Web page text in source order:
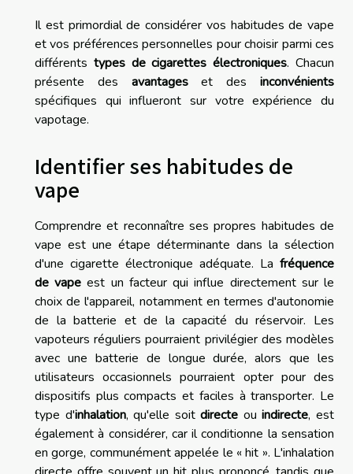
Il est primordial de considérer vos habitudes de vape
et vos préférences personnelles pour choisir parmi ces
différents types de cigarettes électroniques. Chacun
présente des avantageset desinconvénients
spécifiques qui influeront sur votre expérience du
vapotage.
Identifier ses habitudes de
vape
Comprendre et reconnaître ses propres habitudes de
vape est une étape déterminante dans la sélection
d'une cigarette électronique adéquate. La fréquence
de vape est un facteur qui influe directement sur le
choix de l'appareil, notamment en termes d'autonomie
de la batterie et de la capacité du réservoir. Les
vapoteurs réguliers pourraient privilégier des modèles
avec une batterie de longue durée, alors que les
utilisateurs occasionnels pourraient opter pour des
dispositifs plus compacts et faciles à transporter. Le
type d'inhalation, qu'elle soitdirecte ouindirecte, est
également à considérer, car il conditionne la sensation
en gorge, communément appelée le « hit ». L'inhalation